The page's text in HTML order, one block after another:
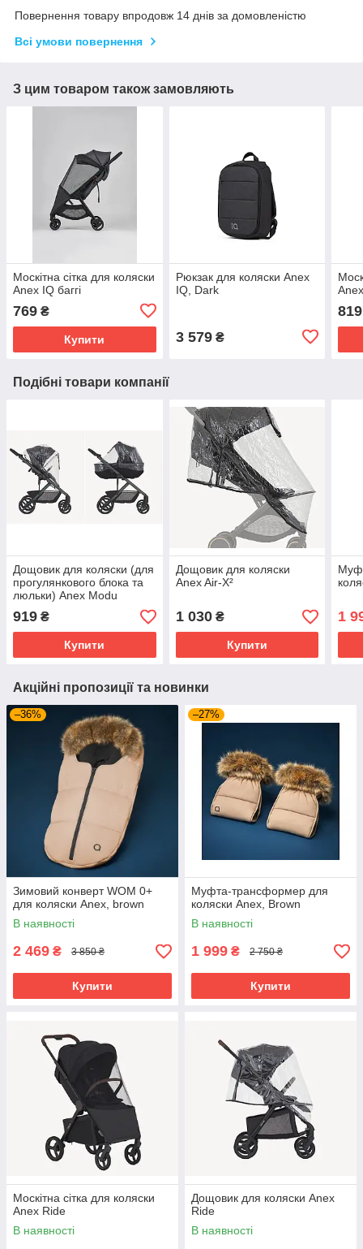
Повернення товару впродовж 14 днів за домовленістю
Всі умови повернення
З цим товаром також замовляють
Москітна сітка для коляски
Anex IQ баггі
769 ₴
Купити
Рюкзак для коляски Anex
IQ, Dark
3 579₴
819
Подібні товари компанії
Дощовик для коляски (для
прогулянкового блока та
люльки) Anex Modu
919 ₴
Купити
Дощовик для коляски
Anex Air-X²
1 030₴
Купити
1
Акційні пропозиції та новинки
–36%
Зимовий конверт WOM 0+
для коляски Anex, brown
В наявності
2 469 ₴ 3 850 ₴
Купити
–27%
Муфта-трансформер для
коляски Anex, Brown
В наявності
1 999 ₴ 2 750 ₴
Купити
Москітна сітка для коляски
Anex Ride
В наявності
Дощовик для коляски Anex
Ride
В наявності